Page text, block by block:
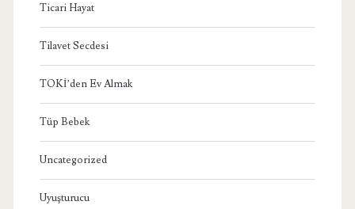
Ticari Hayat
Tilavet Secdesi
TOKİ’den Ev Almak
Tüp Bebek
Uncategorized
Uyuşturucu